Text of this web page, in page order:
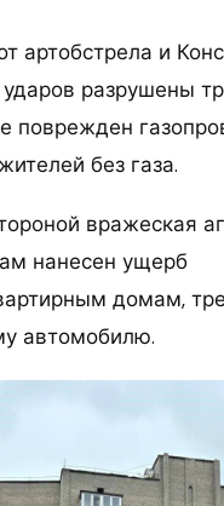
артобстрела и
ударов разрушены
поврежден
без газа.
вражеская
нанесен ущерб
домам,
автомобилю.